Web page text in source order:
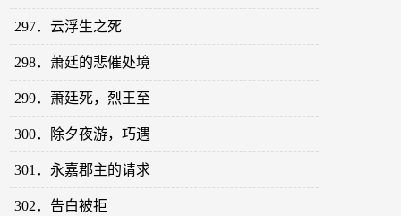
297．云浮生之死
298．萧廷的悲催处境
299．萧廷死，烈王至
300．除夕夜游，巧遇
301．永嘉郡主的请求
302．告白被拒